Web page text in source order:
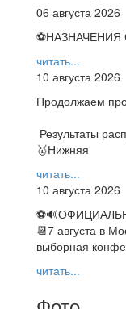
06 августа 2026
⚽НАЗНАЧЕНИЯ
читать...
10 августа 2026
Продолжаем
Результаты
🥇Нижняя
читать...
10 августа 2026
📆7 августа в
выборная
читать...